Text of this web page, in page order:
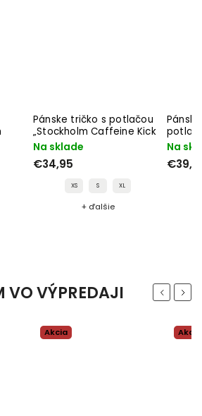
Pánske tričko s potlačou
„Stockholm Caffeine Kick
White“
Na sklade
€34,95
XS S XL
+ ďalšie
Me
Na
VO VÝPREDAJI Previous
Akcia Akcia
Next